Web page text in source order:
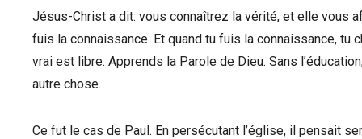
Jésus-Christ a dit: vous connaîtrez la vérité, et elle vous
fuis la connaissance. Et quand tu fuis la connaissance,
vrai est libre. Apprends la Parole de Dieu. Sans
autre chose.
Ce fut le cas de Paul. En persécutant l’église, il pensait